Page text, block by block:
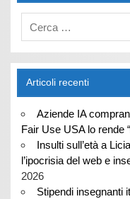
Articoli recenti
Aziende IA
Fair Use USA lo rende
Insulti sull’età a
l’ipocrisia del web e
2026
Stipendi insegnanti